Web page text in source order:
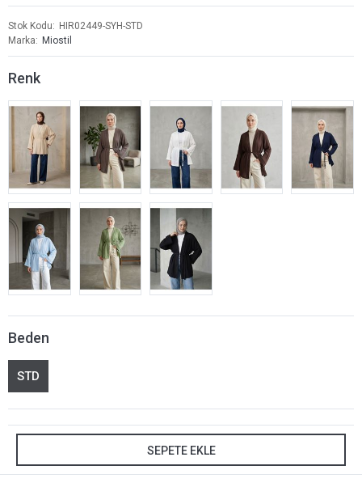
Stok Kodu
HIR02449-SYH-STD
Marka
Miostil
Renk
Beden
STD
SEPETE EKLE